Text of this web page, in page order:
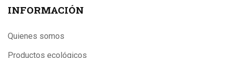
INFORMACIÓN
Quienes somos
Productos ecológicos